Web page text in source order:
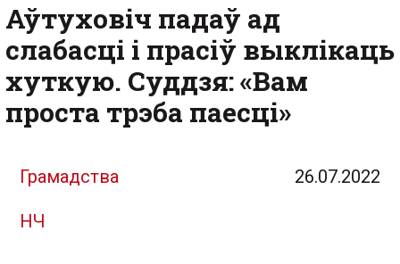
Аўтуховіч падаў ад
слабасці і прасіў выклікаць
хуткую. Суддзя: «Вам
проста трэба паесці»
Грамадства 26.07.2022
НЧ